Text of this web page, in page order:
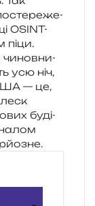
OSINT-
піци.
чинов­ни­
усю ніч,
США — це,
буді­